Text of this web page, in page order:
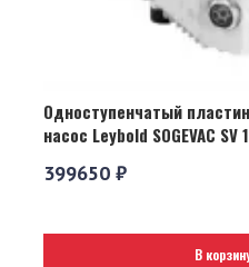
Одноступенчатый
насос Leybold SOGEVAC SV
399650 ₽
В